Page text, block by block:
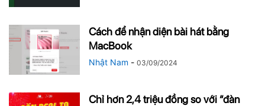
Cách để nhận diện bài hát bằng
MacBook
Nhật Nam - 03/09/2024
Chỉ hơn 2,4 triệu đồng so với “đàn